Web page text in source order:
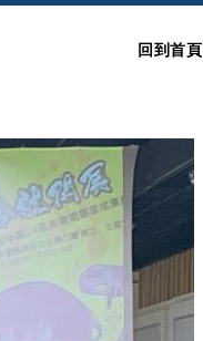
回到首頁